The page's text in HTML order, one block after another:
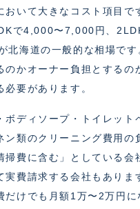
おいて大きなコスト項目で
で4,000〜7,000円、
海道の一般的な相場です
のかオーナー負担とするの
要があります。
ボディソープ・トイレット
ン類のクリーニング費用の
掃費に含む」としている会
実費請求する会社もありま
だけでも月額1万〜2万円に